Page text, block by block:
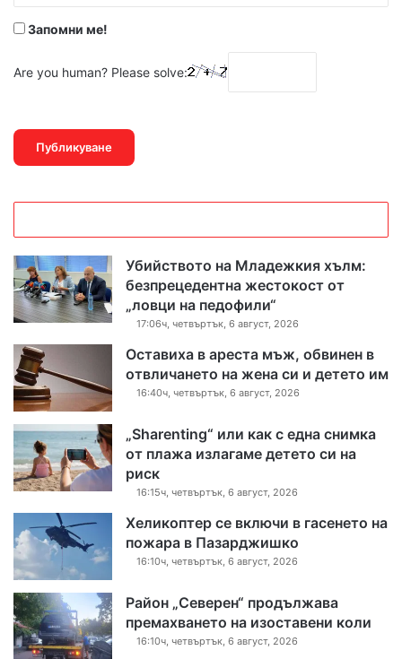
Запомни ме!
Are you human? Please solve:
Убийството на Младежкия хълм:
безпрецедентна жестокост от
„ловци на педофили“
17:06ч, четвъртък, 6 август, 2026
Оставиха в ареста мъж, обвинен в
отвличането на жена си и детето им
16:40ч, четвъртък, 6 август, 2026
„Sharenting“ или как с една снимка
от плажа излагаме детето си на
риск
16:15ч, четвъртък, 6 август, 2026
Хеликоптер се включи в гасенето на
пожара в Пазарджишко
16:10ч, четвъртък, 6 август, 2026
Район „Северен“ продължава
премахването на изоставени коли
16:10ч, четвъртък, 6 август, 2026